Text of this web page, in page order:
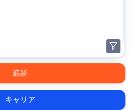
追跡
キャリア